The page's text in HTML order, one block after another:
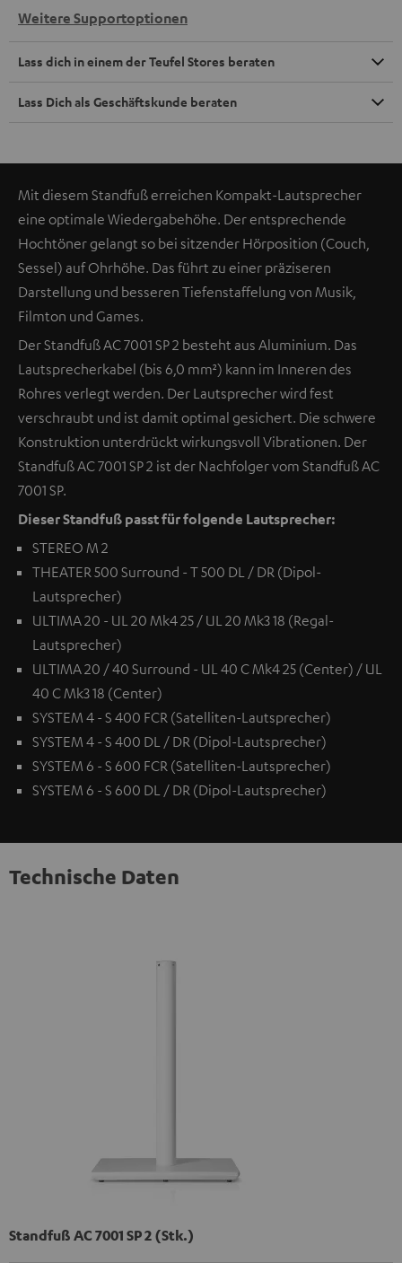
Weitere Supportoptionen
Lass dich in einem der Teufel Stores beraten
Lass Dich als Geschäftskunde beraten
Mit diesem Standfuß erreichen Kompakt-Lautsprecher
eine optimale Wiedergabehöhe. Der entsprechende
Hochtöner gelangt so bei sitzender Hörposition (Couch,
Sessel) auf Ohrhöhe. Das führt zu einer präziseren
Darstellung und besseren Tiefenstaffelung von Musik,
Filmton und Games.
Der Standfuß AC 7001 SP 2 besteht aus Aluminium. Das
Lautsprecherkabel (bis 6,0 mm²) kann im Inneren des
Rohres verlegt werden. Der Lautsprecher wird fest
verschraubt und ist damit optimal gesichert. Die schwere
Konstruktion unterdrückt wirkungsvoll Vibrationen. Der
Standfuß AC 7001 SP 2 ist der Nachfolger vom Standfuß AC
7001 SP.
Dieser Standfuß passt für folgende Lautsprecher:
STEREO M 2
THEATER 500 Surround - T 500 DL / DR (Dipol-
Lautsprecher)
ULTIMA 20 - UL 20 Mk4 25 / UL 20 Mk3 18 (Regal-
Lautsprecher)
ULTIMA 20 / 40 Surround - UL 40 C Mk4 25 (Center) / UL
40 C Mk3 18 (Center)
SYSTEM 4 - S 400 FCR (Satelliten-Lautsprecher)
SYSTEM 4 - S 400 DL / DR (Dipol-Lautsprecher)
SYSTEM 6 - S 600 FCR (Satelliten-Lautsprecher)
SYSTEM 6 - S 600 DL / DR (Dipol-Lautsprecher)
Technische Daten
Standfuß AC 7001 SP 2 (Stk.)